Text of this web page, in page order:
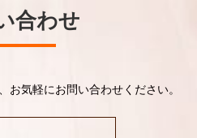
合わせ
お気軽にお問い合わせください。